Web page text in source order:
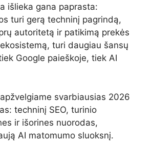
išlieka gana paprasta:
turi gerą techninį pagrindą,
autoritetą ir patikimą prekės
turi daugiau šansų
Google paieškoje, tiek AI
svarbiausias 2026
techninį SEO, turinio
ir išorines nuorodas,
AI matomumo sluoksnį.